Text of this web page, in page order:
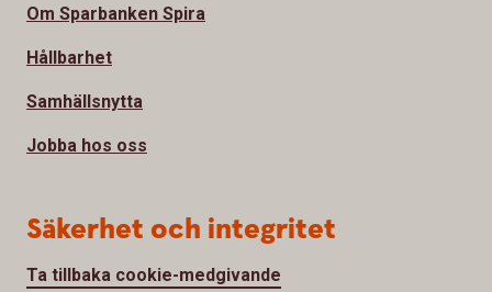
Om Sparbanken Spira
Hållbarhet
Samhällsnytta
Jobba hos oss
Säkerhet och integritet
Ta tillbaka cookie-medgivande